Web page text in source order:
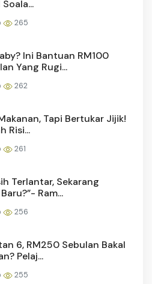
265
Ini Bantuan RM100
Yang Rugi...
262
Tapi Bertukar Jijik!
Risi...
261
Terlantar, Sekarang
Ram...
256
6, RM250 Sebulan Bakal
Pelaj...
255